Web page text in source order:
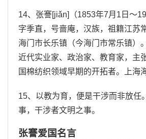
14、张謇[jiǎn]（1853年7月1日～
字季直，号啬庵，汉族，祖籍江苏
海门市长乐镇（今海门市常乐镇）
近代实业家、政治家、教育家，主
国棉纺织领域早期的开拓者。上海
15、以教为育，便是干涉而非放任
事，干涉者文明之事。
张謇爱国名言